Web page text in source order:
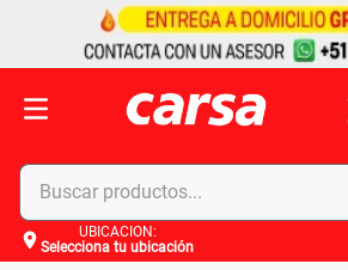
Buscar productos...
UBICACIÓN:
Selecciona tu ubicación
Términos más buscados